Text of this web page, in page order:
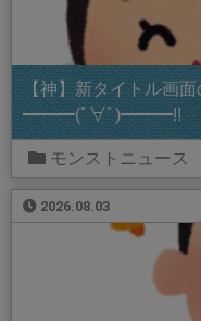
【神】新タイトル画
━━━(ﾟ∀ﾟ)━━━!!
モンストニュース
2026.08.03